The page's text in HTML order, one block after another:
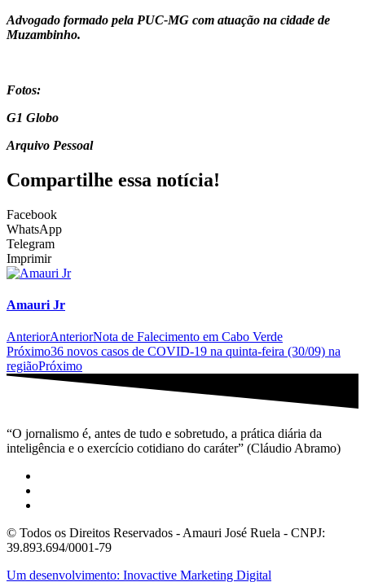
Advogado formado pela PUC-MG com atuação na cidade de
Muzambinho.
Fotos:
G1 Globo
Arquivo Pessoal
Compartilhe essa notícia!
Facebook
WhatsApp
Telegram
Imprimir
Amauri Jr
AnteriorAnteriorNota de Falecimento em Cabo Verde
Próximo36 novos casos de COVID-19 na quinta-feira (30/09) na
regiãoPróximo
“O jornalismo é, antes de tudo e sobretudo, a prática diária da
inteligência e o exercício cotidiano do caráter” (Cláudio Abramo)
© Todos os Direitos Reservados - Amauri José Ruela - CNPJ:
39.893.694/0001-79
Um desenvolvimento: Inovactive Marketing Digital